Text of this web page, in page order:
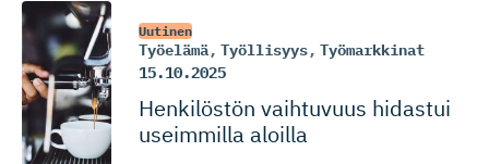
Uutinen
Työelämä, Työllisyys, Työmarkkinat
15.10.2025
Henkilöstön vaihtuvuus hidastui
useimmilla aloilla